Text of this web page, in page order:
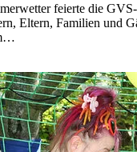
feierte die
Eltern, Familien und